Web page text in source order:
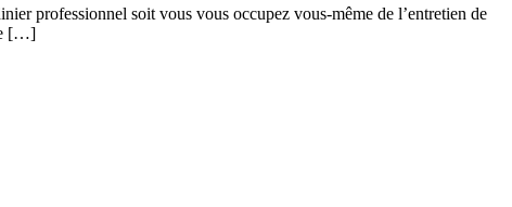
professionnel soit vous vous occupez vous-même de l’entretien de
[…]